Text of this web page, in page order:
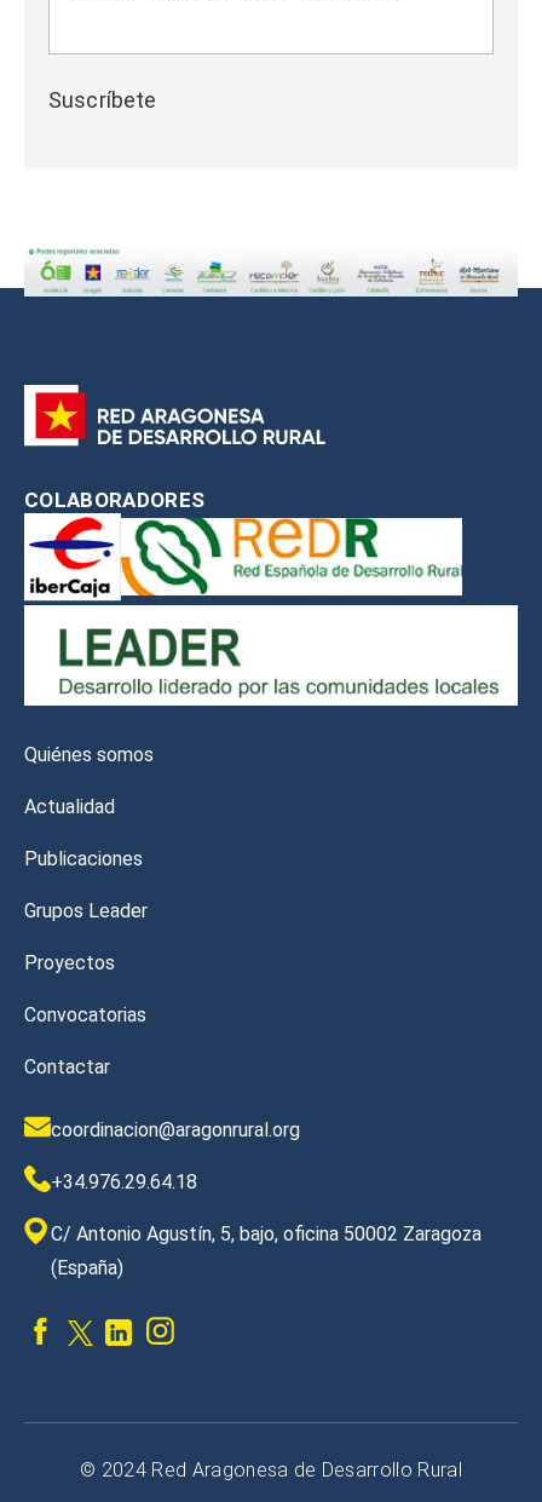
Suscríbete
COLABORADORES
Quiénes somos
Actualidad
Publicaciones
Grupos Leader
Proyectos
Convocatorias
Contactar
coordinacion@aragonrural.org
+34.976.29.64.18
C/ Antonio Agustín, 5, bajo, oficina 50002 Zaragoza
(España)
© 2024 Red Aragonesa de Desarrollo Rural